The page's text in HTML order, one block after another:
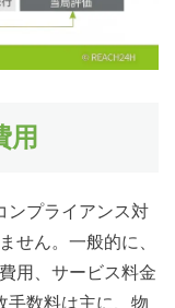
用
ンプライアンス対
せん。一般的に、
用、サービス料金
手数料は主に、物